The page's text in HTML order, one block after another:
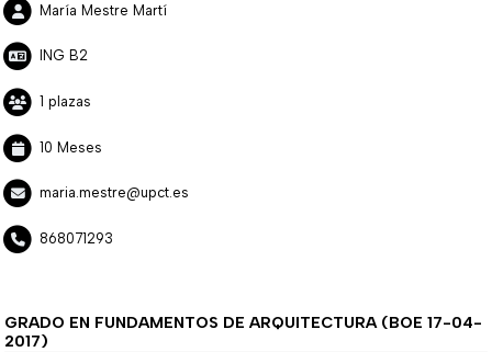
María Mestre Martí
ING B2
1 plazas
10 Meses
maria.mestre@upct.es
868071293
GRADO EN FUNDAMENTOS DE ARQUITECTURA (BOE 17-04-
2017)